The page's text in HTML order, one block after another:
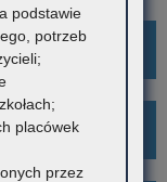
podstawie
potrzeb
placówek
przez